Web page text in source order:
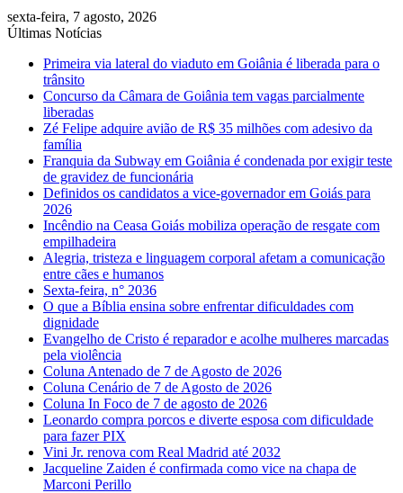
sexta-feira, 7 agosto, 2026
Últimas Notícias
Primeira via lateral do viaduto em Goiânia é liberada para o
trânsito
Concurso da Câmara de Goiânia tem vagas parcialmente
liberadas
Zé Felipe adquire avião de R$ 35 milhões com adesivo da
família
Franquia da Subway em Goiânia é condenada por exigir teste
de gravidez de funcionária
Definidos os candidatos a vice-governador em Goiás para
2026
Incêndio na Ceasa Goiás mobiliza operação de resgate com
empilhadeira
Alegria, tristeza e linguagem corporal afetam a comunicação
entre cães e humanos
Sexta-feira, n° 2036
O que a Bíblia ensina sobre enfrentar dificuldades com
dignidade
Evangelho de Cristo é reparador e acolhe mulheres marcadas
pela violência
Coluna Antenado de 7 de Agosto de 2026
Coluna Cenário de 7 de Agosto de 2026
Coluna In Foco de 7 de agosto de 2026
Leonardo compra porcos e diverte esposa com dificuldade
para fazer PIX
Vini Jr. renova com Real Madrid até 2032
Jacqueline Zaiden é confirmada como vice na chapa de
Marconi Perillo